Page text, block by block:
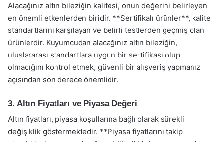
Alacağınız altın bileziğin kalitesi, onun değerini belirleyen
en önemli etkenlerden biridir. **Sertifikalı ürünler**, kalite
standartlarını karşılayan ve belirli testlerden geçmiş olan
ürünlerdir. Kuyumcudan alacağınız altın bileziğin,
uluslararası standartlara uygun bir sertifikası olup
olmadığını kontrol etmek, güvenli bir alışveriş yapmanız
açısından son derece önemlidir.
3. Altın Fiyatları ve Piyasa Değeri
Altın fiyatları, piyasa koşullarına bağlı olarak sürekli
değişiklik göstermektedir. **Piyasa fiyatlarını takip